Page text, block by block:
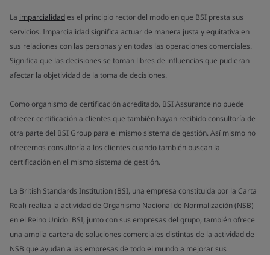
La imparcialidades el principio rector del modo en que BSI presta sus
servicios. Imparcialidad significa actuar de manera justa y equitativa en
sus relaciones con las personas y en todas las operaciones comerciales.
Significa que las decisiones se toman libres de influencias que pudieran
afectar la objetividad de la toma de decisiones.
Como organismo de certificación acreditado, BSI Assurance no puede
ofrecer certificación a clientes que también hayan recibido consultoría de
otra parte del BSI Group para el mismo sistema de gestión. Así mismo no
ofrecemos consultoría a los clientes cuando también buscan la
certificación en el mismo sistema de gestión.
La British Standards Institution (BSI, una empresa constituida por la Carta
Real) realiza la actividad de Organismo Nacional de Normalización (NSB)
en el Reino Unido. BSI, junto con sus empresas del grupo, también ofrece
una amplia cartera de soluciones comerciales distintas de la actividad de
NSB que ayudan a las empresas de todo el mundo a mejorar sus